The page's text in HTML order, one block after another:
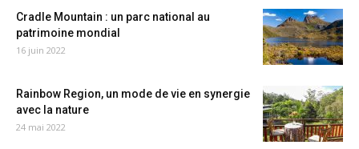
Cradle Mountain : un parc national au
patrimoine mondial
16 juin 2022
Rainbow Region, un mode de vie en synergie
avec la nature
24 mai 2022